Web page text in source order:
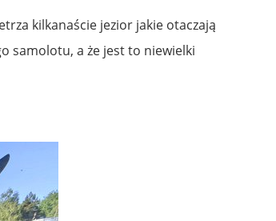
kilkanaście jezior jakie otaczają
samolotu, a że jest to niewielki